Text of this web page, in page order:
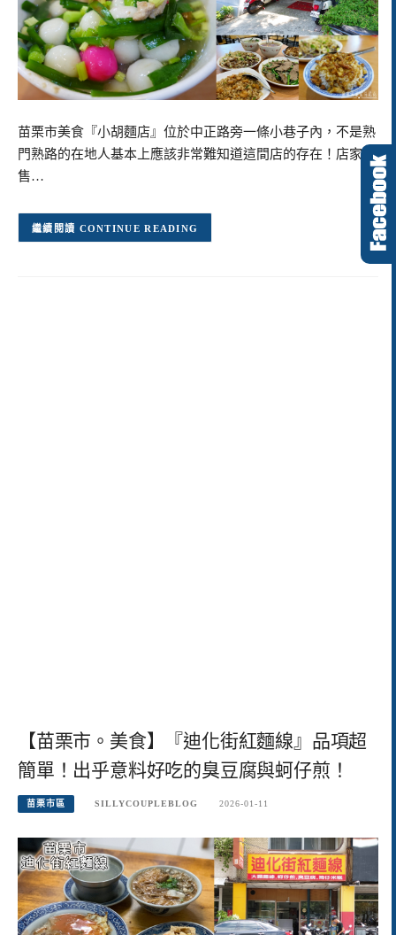
苗栗市美食『小胡麵店』位於中正路旁一條小巷子內，不是熟
門熟路的在地人基本上應該非常難知道這間店的存在！店家販
售…
CONTINUE READING
【苗栗市。美食】『迪化街紅麵線』品項超
簡單！出乎意料好吃的臭豆腐與蚵仔煎！
苗栗市區 SILLYCOUPLEBLOG 2026-01-11